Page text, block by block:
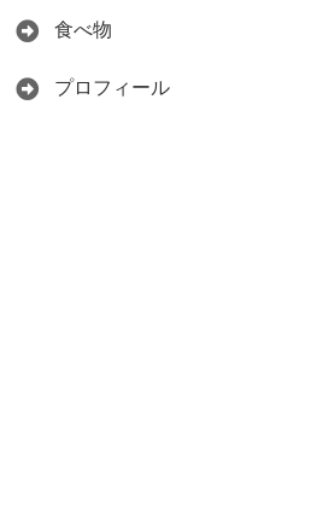
食べ物
プロフィール